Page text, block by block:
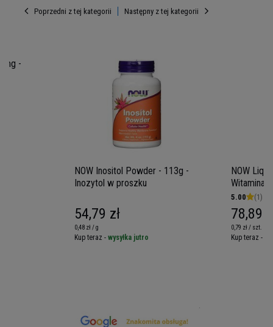
Poprzedni z tej kategorii
-
NOW Inositol Powder - 113g -
Inozytol w proszku
54,79 zł
0,48 zł / g
Kup teraz - wysyłka jutro
NOW
Witamina
5.00 (1)
78,89
0,79 zł / szt.
Kup teraz -
Następny z tej kategorii